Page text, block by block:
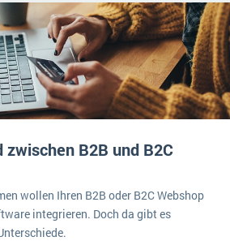
zwischen B2B und B2C
wollen Ihren B2B oder B2C Webshop
integrieren. Doch da gibt es